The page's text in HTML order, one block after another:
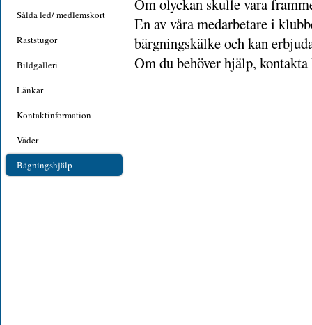
Sålda led/ medlemskort
Raststugor
Bildgalleri
Länkar
Kontaktinformation
Väder
Bägningshjälp
Om olyckan skulle vara
En av våra medarbetare i
bärgningskälke och kan
Om du behöver hjälp,